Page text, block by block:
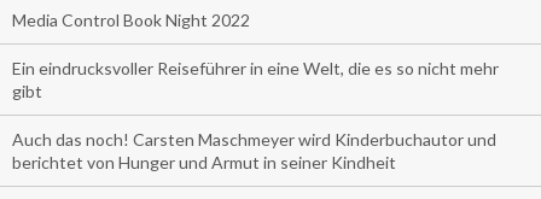
Media Control Book Night 2022
Ein eindrucksvoller Reiseführer in eine Welt, die es so nicht mehr
gibt
Auch das noch! Carsten Maschmeyer wird Kinderbuchautor und
berichtet von Hunger und Armut in seiner Kindheit